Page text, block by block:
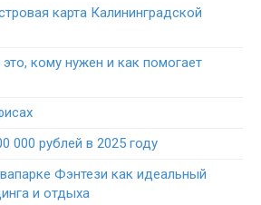
карта Калининградской
кому нужен и как помогает
000 рублей в 2025 году
Фэнтези как идеальный
и отдыха